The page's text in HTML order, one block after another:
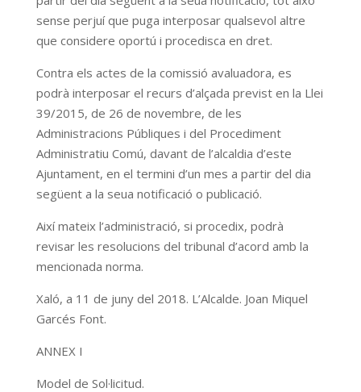
sense perjuí que puga interposar qualsevol altre
que considere oportú i procedisca en dret.
Contra els actes de la comissió avaluadora, es
podrà interposar el recurs d’alçada previst en la Llei
39/2015, de 26 de novembre, de les
Administracions Públiques i del Procediment
Administratiu Comú, davant de l’alcaldia d’este
Ajuntament, en el termini d’un mes a partir del dia
següent a la seua notificació o publicació.
Així mateix l’administració, si procedix, podrà
revisar les resolucions del tribunal d’acord amb la
mencionada norma.
Xaló, a 11 de juny del 2018. L’Alcalde. Joan Miquel
Garcés Font.
ANNEX I
Model de Sol·licitud.